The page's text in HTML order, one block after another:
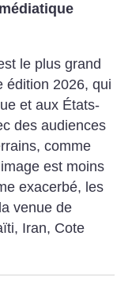
le plus grand
édition 2026, qui
et aux États-
des audiences
comme
est moins
exacerbé, les
venue de
Iran, Cote